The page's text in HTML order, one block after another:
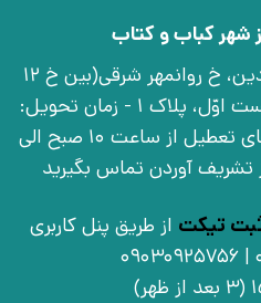
شهر کباب و کتاب
تهران، خ انقلاب، خ 12 فروردین، خ روانمهر شرقی(بین خ 12
فروردین و خ فخر رازی)، بن‌بست اوّل، پلاک 1 - زمان تحویل:
شنبه تا چهارشنبه به جز روزهای تعطیل از ساعت 10 صبح الی
تیکت از طریق پنل کاربری